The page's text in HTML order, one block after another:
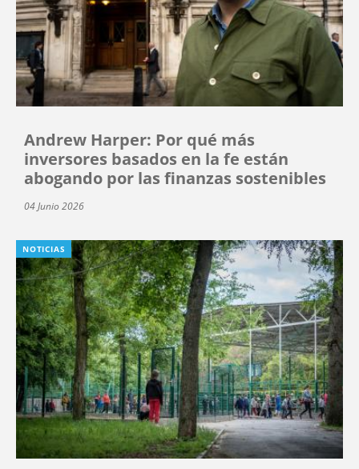
Andrew Harper: Por qué más
inversores basados en la fe están
abogando por las finanzas sostenibles
04 Junio 2026
NOTICIAS